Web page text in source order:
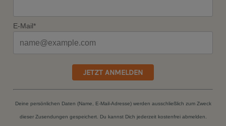
E-Mail*
JETZT ANMELDEN
Deine persönlichen Daten (Name, E-Mail-Adresse) werden ausschließlich zum Zweck
dieser Zusendungen gespeichert. Du kannst Dich jederzeit kostenfrei abmelden.